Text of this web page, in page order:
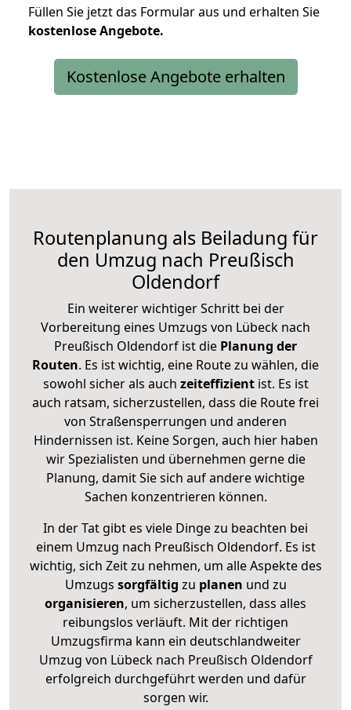
Füllen Sie jetzt das Formular aus und erhalten Sie
kostenloseAngebote.
Kostenlose Angebote erhalten
Routenplanung als Beiladung für
den Umzug nach Preußisch
Oldendorf
Ein weiterer wichtiger Schritt bei der
Vorbereitung eines Umzugs von Lübeck nach
Preußisch Oldendorf ist die Planung der
Routen. Es ist wichtig, eine Route zu wählen, die
sowohl sicher als auch zeiteffizientist. Es ist
auch ratsam, sicherzustellen, dass die Route frei
von Straßensperrungen und anderen
Hindernissen ist. Keine Sorgen, auch hier haben
wir Spezialisten und übernehmen gerne die
Planung, damit Sie sich auf andere wichtige
Sachen konzentrieren können.
In der Tat gibt es viele Dinge zu beachten bei
einem Umzug nach Preußisch Oldendorf. Es ist
wichtig, sich Zeit zu nehmen, um alle Aspekte des
Umzugs sorgfältig zu planen und zu
organisieren, um sicherzustellen, dass alles
reibungslos verläuft. Mit der richtigen
Umzugsfirma kann ein deutschlandweiter
Umzug von Lübeck nach Preußisch Oldendorf
erfolgreich durchgeführt werden und dafür
sorgen wir.